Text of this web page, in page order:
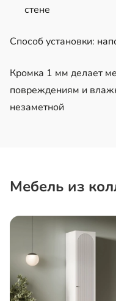
стене
Способ установки:
Кромка 1 мм делает
повреждениям и
незаметной
Мебель из